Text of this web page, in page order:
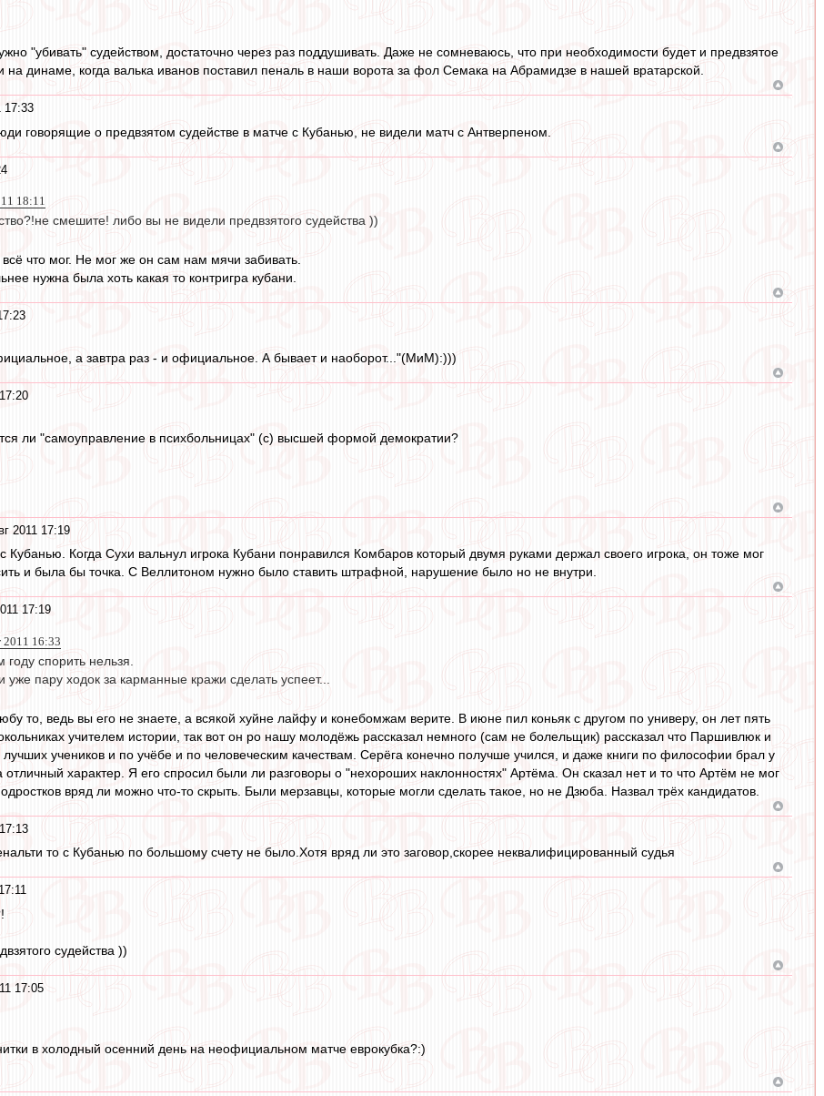
"убивать" судейством, достаточно через раз поддушивать. Даже не сомневаюсь, что при необходимости будет и предвзятое
на динаме, когда валька иванов поставил пеналь в наши ворота за фол Семака на Абрамидзе в нашей вратарской.
17:33
говорящие о предвзятом судействе в матче с Кубанью, не видели матч с Антверпеном.
18:11
смешите! либо вы не видели предвзятого судейства ))
что мог. Не мог же он сам нам мячи забивать.
нужна была хоть какая то контригра кубани.
а завтра раз - и официальное. А бывает и наоборот..."(МиМ):)))
ли "самоуправление в психбольницах" (с) высшей формой демократии?
2011 17:19
Кубанью. Когда Сухи вальнул игрока Кубани понравился Комбаров который двумя руками держал своего игрока, он тоже мог
и была бы точка. С Веллитоном нужно было ставить штрафной, нарушение было но не внутри.
17:19
2011 16:33
спорить нельзя.
пару ходок за карманные кражи сделать успеет...
то, ведь вы его не знаете, а всякой хуйне лайфу и конебомжам верите. В июне пил коньяк с другом по универу, он лет пять
учителем истории, так вот он ро нашу молодёжь рассказал немного (сам не болельщик) рассказал что Паршивлюк и
учеников и по учёбе и по человеческим качествам. Серёга конечно получше учился, и даже книги по философии брал у
отличный характер. Я его спросил были ли разговоры о "нехороших наклонностях" Артёма. Он сказал нет и то что Артём не мог
вряд ли можно что-то скрыть. Были мерзавцы, которые могли сделать такое, но не Дзюба. Назвал трёх кандидатов.
то с Кубанью по большому счету не было.Хотя вряд ли это заговор,скорее неквалифицированный судья
судейства ))
17:05
в холодный осенний день на неофициальном матче еврокубка?:)